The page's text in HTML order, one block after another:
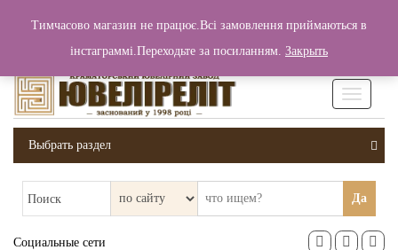
Вход / Регистрация 0 грн.
Выбрать раздел
Поиск Да
Социальные сети
Тимчасово магазин не працює.Всі замовлення приймаються в
інстаграммі.Переходьте за посиланням. Закрыть